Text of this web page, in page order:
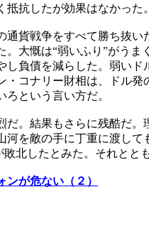
抵抗したが効果はなかっ
通貨戦争をすべて勝ち抜
。大慨は“弱いふり”がう
し負債を減らした。弱い
・コナリー財相は、ドル
という言い方だ。
だ。結果もさらに残酷だ
河を敵の手に丁重に渡し
敗北したとみた。それと
ンが危ない（２）